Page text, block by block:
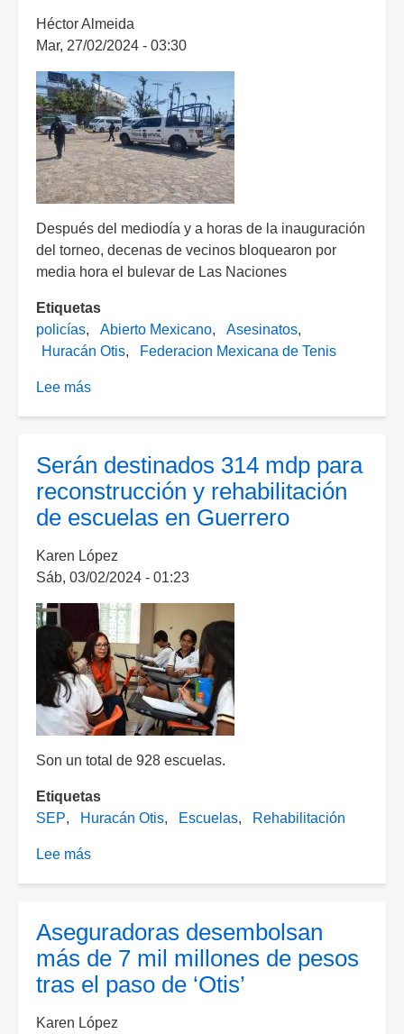
realice
“en
total
tranquilidad”
Héctor Almeida
Mar, 27/02/2024 - 03:30
Después del mediodía y a horas de la inauguración
del torneo, decenas de vecinos bloquearon por
media hora el bulevar de Las Naciones
Etiquetas
policías
Abierto Mexicano
Asesinatos
Huracán Otis
Federacion Mexicana de Tenis
Lee más
ante
el
Abierto
de
Tenis
Serán destinados 314 mdp para
reconstrucción y rehabilitación
de escuelas en Guerrero
Karen López
Sáb, 03/02/2024 - 01:23
Son un total de 928 escuelas.
Etiquetas
SEP
Huracán Otis Escuelas Rehabilitación
Lee más
mdp
para
reconstrucción
rehabilitación
Aseguradoras desembolsan
más de 7 mil millones de pesos
tras el paso de ‘Otis’
Karen López